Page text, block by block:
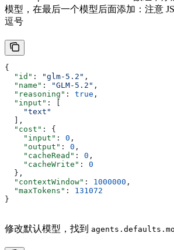
模型，在最后一个模型后面添加：注意
逗号
{
  "id"
: "glm-5.2" ,
  "name"
: "GLM-5.2" ,
  "reasoning"
: true ,
  "input"
: [
    "text"
  ],
  "cost"
: {
    "input"
: 0 ,
    "output"
: 0 ,
    "cacheRead"
: 0 ,
    "cacheWrite"
: 0
  },
  "contextWindow"
: 1000000 ,
  "maxTokens"
: 131072
}
修改默认模型，找到